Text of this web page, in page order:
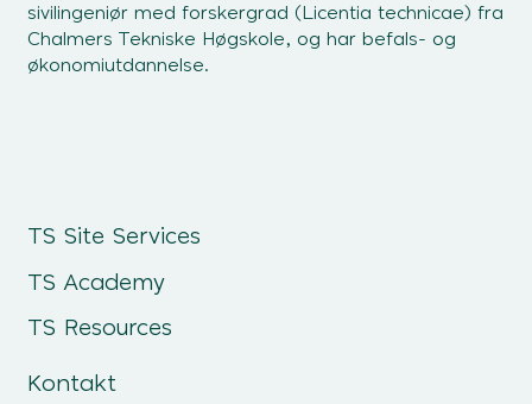
sivilingeniør med forskergrad (Licentia technicae) fra
Chalmers Tekniske Høgskole, og har befals- og
økonomiutdannelse.
TS Site Services
TS Academy
TS Resources
Kontakt